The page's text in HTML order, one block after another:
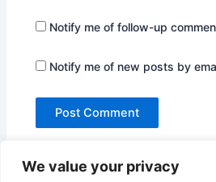
We value your privacy
Notify me of follow-up
Notify me of new posts by